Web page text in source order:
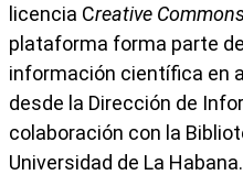
licencia Creative
plataforma forma parte
información científica en
desde la Dirección de
colaboración con la
Universidad de La